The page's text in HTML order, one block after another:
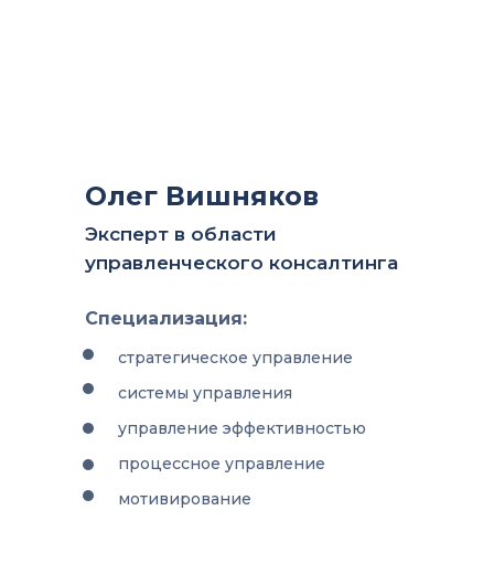
Олег Вишняков
Эксперт в области
управленческого консалтинга
Специализация:
стратегическое управление
системы управления
управление эффективностью
процессное управление
мотивирование